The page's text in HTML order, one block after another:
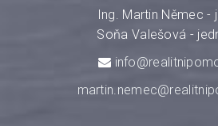
Ing. Martin Němec -
Soňa Valešová -